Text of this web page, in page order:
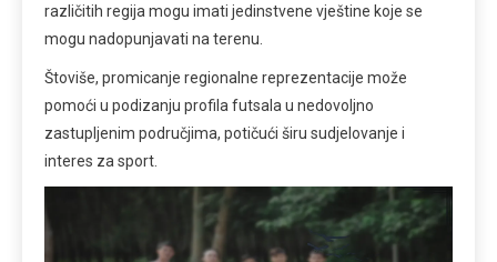
različitih regija mogu imati jedinstvene vještine koje se
mogu nadopunjavati na terenu.
Štoviše, promicanje regionalne reprezentacije može
pomoći u podizanju profila futsala u nedovoljno
zastupljenim područjima, potičući širu sudjelovanje i
interes za sport.